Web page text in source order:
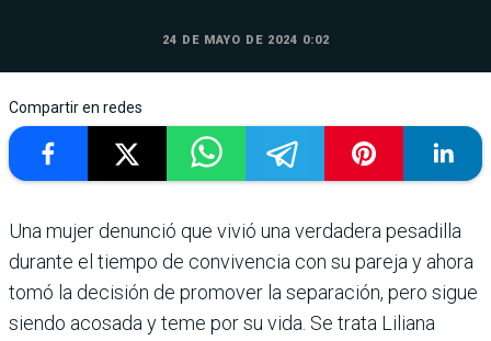
24 DE MAYO DE 2024 0:02
Compartir en redes
Una mujer denunció que vivió una ver­dadera pesadilla
durante el tiempo de convi­vencia con su pareja y ahora
tomó la decisión de promo­ver la separación, pero sigue
siendo acosada y teme por su vida. Se trata Liliana